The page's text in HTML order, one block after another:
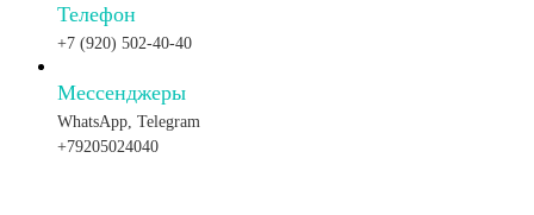
Телефон
+7 (920) 502-40-40
Мессенджеры
WhatsApp, Telegram
+79205024040